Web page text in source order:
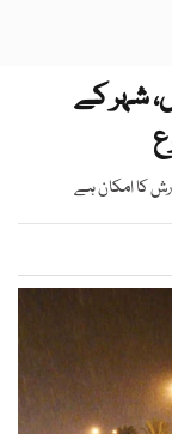
شہر کے
کا امکان ہے